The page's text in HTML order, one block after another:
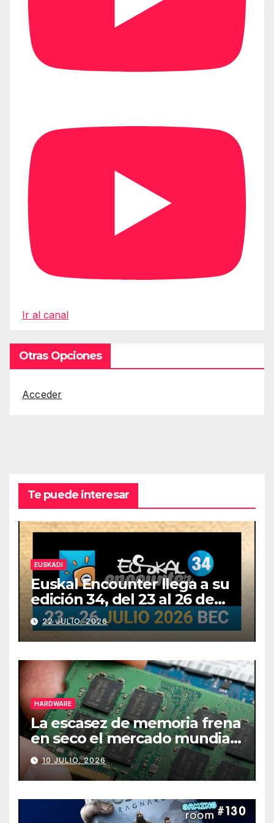
Ir al canal
Otras Opciones
Acceder
Te puede interesar
EUSKADI
Euskal Encounter llega a su
edición 34, del 23 al 26 de
julio
22 JULIO, 2026
HARDWARE
La escasez de memoria frena
en seco el mercado mundial
de PCs
10 JULIO, 2026